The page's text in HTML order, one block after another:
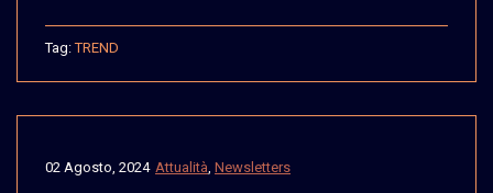
Tag:TREND
Attualità Newsletters
02 Agosto, 2024